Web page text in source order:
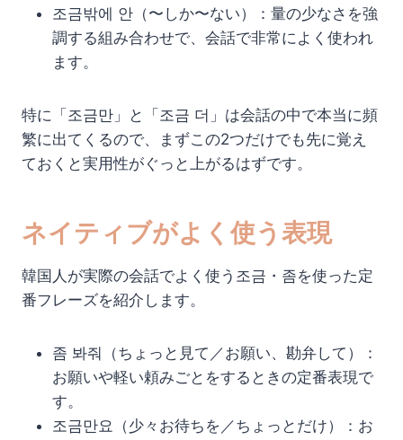
조금밖에 안（〜しか〜ない）：量の少なさを強
調する組み合わせで、会話で非常によく使われ
ます。
特に「조금만」と「조금 더」は会話の中で本当に頻
繁に出てくるので、まずこの2つだけでも先に覚え
ておくと実用性がぐっと上がるはずです。
ネイティブがよく使う表現
韓国人が実際の会話でよく使う조금・좀を使った定
番フレーズを紹介します。
좀 봐줘（ちょっと見て／お願い、勘弁して）：
お願いや軽い頼みごとをするときの定番表現で
す。
조금만요（少々お待ちを／ちょっとだけ）：お